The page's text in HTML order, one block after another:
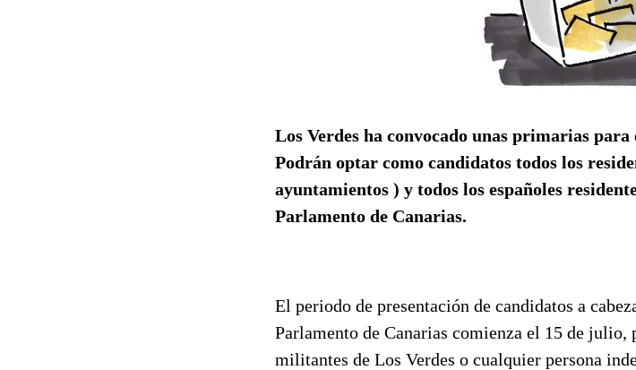
Los Verdes ha convocado unas primarias para
Podrán optar como candidatos todos los
ayuntamientos ) y todos los españoles
Parlamento de Canarias.
El periodo de presentación de candidatos a
Parlamento de Canarias comienza el 15 de julio,
militantes de Los Verdes o cualquier persona